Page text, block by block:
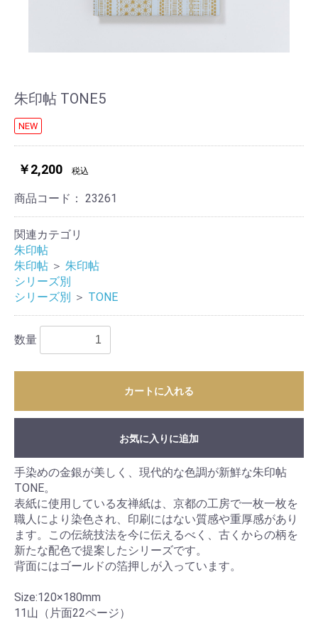
朱印帖 TONE5
NEW
￥2,200 税込
商品コード： 23261
関連カテゴリ
朱印帖
朱印帖 ＞ 朱印帖
シリーズ別
シリーズ別 ＞ TONE
数量
カートに入れる
お気に入りに追加
手染めの金銀が美しく、現代的な色調が新鮮な朱印帖
TONE。
表紙に使用している友禅紙は、京都の工房で一枚一枚を
職人により染色され、印刷にはない質感や重厚感があり
ます。この伝統技法を今に伝えるべく、古くからの柄を
新たな配色で提案したシリーズです。
背面にはゴールドの箔押しが入っています。
Size:120×180mm
11山（片面22ページ）